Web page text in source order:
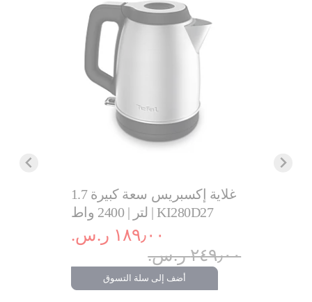
غلاية إكسبريس سعة كبيرة 1.7
لتر | 2400 واط | KI280D27
١٨٩٫٠٠ ر.س.‏
٢٤٩٫٠٠ ر.س.‏
أضف إلى سلة التسوق